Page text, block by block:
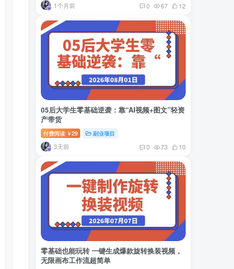
1个月前 0 67 12
05后大学生零基础逆袭：靠“AI视频+图文”轻资
产带货
付费阅读 ￥29 副业项目
3天前 0 73 10
零基础也能玩转 一键生成爆款旋转换装视频，
无限画布工作流超简单